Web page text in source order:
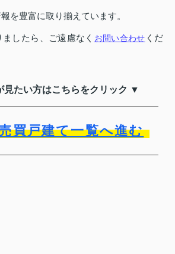
を豊富に取り揃えています。
したら、ご遠慮なく お問い合わせ くだ
見たい方はこちらをクリック ▼
買戸建て一覧へ進む